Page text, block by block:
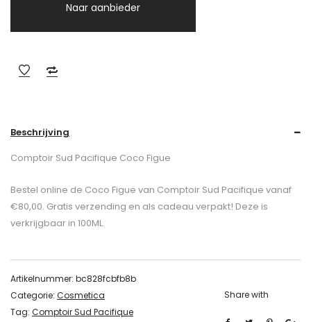
Naar aanbieder
Beschrijving
Comptoir Sud Pacifique Coco Figue
Bestel online de Coco Figue van Comptoir Sud Pacifique vanaf
€80,00. Gratis verzending en als cadeau verpakt! Deze is
verkrijgbaar in 100ML.
Artikelnummer: bc828fcbfb8b
Categorie: Cosmetica
Tag: Comptoir Sud Pacifique
Share with